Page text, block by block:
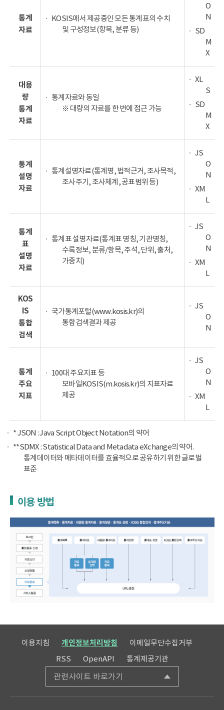
통계
자료
KOSIS에서 제공중인 모든 통계표의 수치
및 구성정보(항목, 분류 등)
O
N
SD
M
X
대용
량
통계
자료
통계자료와 동일
※ 대량의 자료를 한 번에 접근 가능
XL
S
SD
M
X
통계
설명
자료
통계설명자료(통계명, 법적근거, 조사목적,
조사주기, 조사체계, 공표범위 등)
JS
O
N
XM
L
통계
표
설명
자료
통계표 설명자료(통계표 명칭, 기관명칭,
수록정보, 분류/항목, 주석, 단위, 출처,
가중치)
JS
O
N
XM
L
KOS
IS
통합
검색
국가통계포털(www.kosis.kr)의
통합검색결과 제공
JS
O
N
통계
주요
지표
100대 주요지표 등
모바일KOSIS(m.kosis.kr)의 지표자료
제공
JS
O
N
XM
L
* JSON : Java Script Object Notation의 약어
**SDMX : Statistical Data and Metadata eXchange의 약어.
통계데이터와 메타데이터를 효율적으로 공유하기 위한 글로벌
표준
이용 방법
이용지침 개인정보처리방침
이메일무단수집거부
RSS
OpenAPI 통계제공기관
관련사이트 바로가기